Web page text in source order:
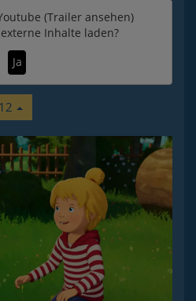
(Trailer ansehen)
Inhalte laden?
Ja